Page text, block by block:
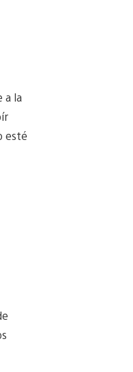
a la
esté